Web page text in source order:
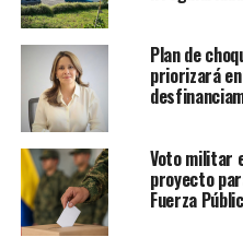
Plan de
priorizará
Voto militar
proyecto
Fuerza